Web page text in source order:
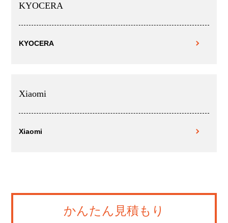
KYOCERA
KYOCERA
Xiaomi
Xiaomi
かんたん見積もり